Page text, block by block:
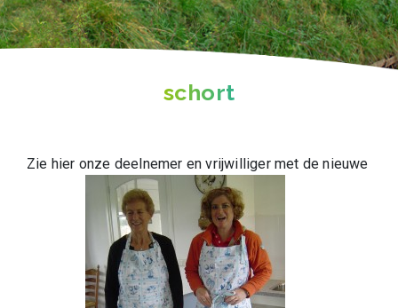
schort
Zie hier onze deelnemer en vrijwilliger met de nieuwe